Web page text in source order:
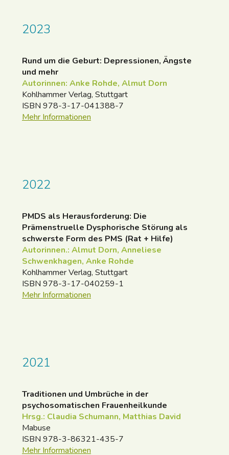
2023
Rund um die Geburt: Depressionen, Ängste
und mehr
Autorinnen: Anke Rohde, Almut Dorn
Kohlhammer Verlag, Stuttgart
ISBN 978-3-17-041388-7
Mehr Informationen
2022
PMDS als Herausforderung: Die
Prämenstruelle Dysphorische Störung als
schwerste Form des PMS (Rat + Hilfe)
Autorinnen.: Almut Dorn, Anneliese
Schwenkhagen, Anke Rohde
Kohlhammer Verlag, Stuttgart
ISBN 978-3-17-040259-1
Mehr Informationen
2021
Traditionen und Umbrüche in der
psychosomatischen Frauenheilkunde
Hrsg.: Claudia Schumann, Matthias David
Mabuse
ISBN 978-3-86321-435-7
Mehr Informationen